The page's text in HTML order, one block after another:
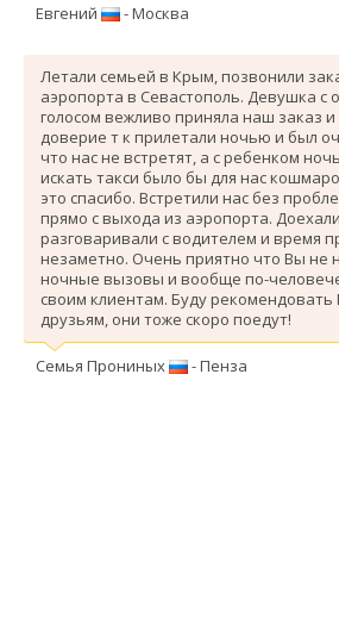
Евгений - Москва
Летали семьей в Крым, позвонили
аэропорта в Севастополь. Девушка с
голосом вежливо приняла наш заказ
доверие т к прилетали ночью и был
что нас не встретят, а с ребенком
искать такси было бы для нас
это спасибо. Вcтретили нас без
прямо с выхода из аэропорта.
разговаривали с водителем и время
незаметно. Очень приятно что Вы не
ночные вызовы и вообще по-
своим клиентам. Буду
друзьям, они тоже скоро поедут!
Семья Прониных - Пенза